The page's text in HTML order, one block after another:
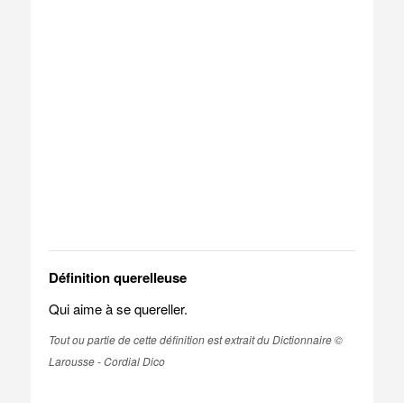
Définition querelleuse
Qui aime à se quereller.
Tout ou partie de cette définition est extrait du Dictionnaire ©
Larousse - Cordial Dico